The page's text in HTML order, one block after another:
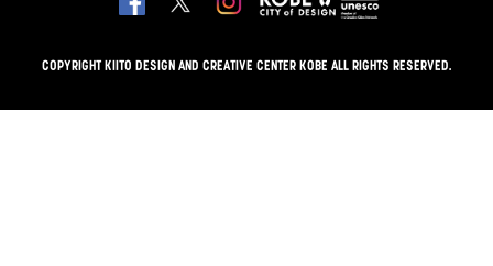
COPYRIGHT KIITO DESIGN AND CREATIVE CENTER KOBE ALL RIGHTS RESERVED.